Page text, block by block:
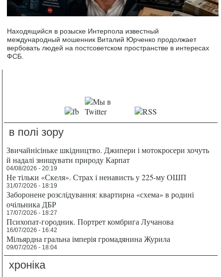
Находящийся в розыске Интерпола известный
международный мошенник Виталий Юрченко продолжает
вербовать людей на постсоветском пространстве в интересах
ФСБ.
в полі зору
Звичайнісіньке шкідництво. Джипери і мотокросери хочуть
й надалі знищувати природу Карпат
04/08/2026 - 20:19
Не тільки «Скеля». Страх і ненависть у 225-му ОШП
31/07/2026 - 18:19
Заборонене розслідування: квартирна «схема» в родині
очільника ДБР
17/07/2026 - 18:27
Психопат-городник. Портрет комбрига Лучанова
16/07/2026 - 16:42
Мільярдна гральна імперія громадянина Журила
09/07/2026 - 18:04
хроніка